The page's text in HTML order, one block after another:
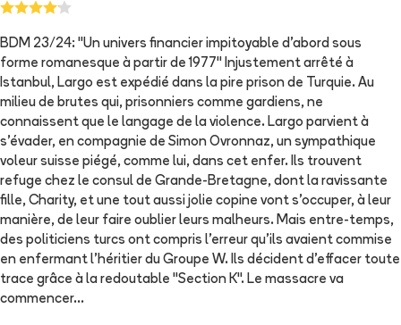
BDM 23/24: "Un univers financier impitoyable d'abord sous
forme romanesque à partir de 1977" Injustement arrêté à
Istanbul, Largo est expédié dans la pire prison de Turquie. Au
milieu de brutes qui, prisonniers comme gardiens, ne
connaissent que le langage de la violence. Largo parvient à
s'évader, en compagnie de Simon Ovronnaz, un sympathique
voleur suisse piégé, comme lui, dans cet enfer. Ils trouvent
refuge chez le consul de Grande-Bretagne, dont la ravissante
fille, Charity, et une tout aussi jolie copine vont s'occuper, à leur
manière, de leur faire oublier leurs malheurs. Mais entre-temps,
des politiciens turcs ont compris l'erreur qu'ils avaient commise
en enfermant l'héritier du Groupe W. Ils décident d'effacer toute
trace grâce à la redoutable "Section K". Le massacre va
commencer...